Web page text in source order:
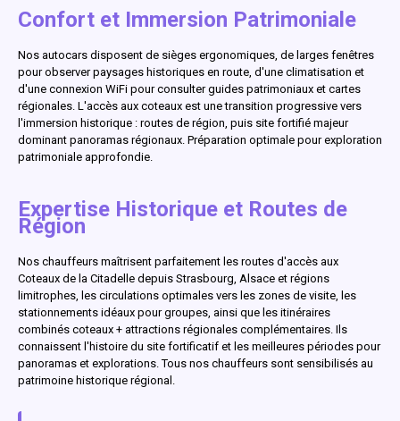
Confort et Immersion Patrimoniale
Nos autocars disposent de sièges ergonomiques, de larges fenêtres
pour observer paysages historiques en route, d'une climatisation et
d'une connexion WiFi pour consulter guides patrimoniaux et cartes
régionales. L'accès aux coteaux est une transition progressive vers
l'immersion historique : routes de région, puis site fortifié majeur
dominant panoramas régionaux. Préparation optimale pour exploration
patrimoniale approfondie.
Expertise Historique et Routes de
Région
Nos chauffeurs maîtrisent parfaitement les routes d'accès aux
Coteaux de la Citadelle depuis Strasbourg, Alsace et régions
limitrophes, les circulations optimales vers les zones de visite, les
stationnements idéaux pour groupes, ainsi que les itinéraires
combinés coteaux + attractions régionales complémentaires. Ils
connaissent l'histoire du site fortificatif et les meilleures périodes pour
panoramas et explorations. Tous nos chauffeurs sont sensibilisés au
patrimoine historique régional.